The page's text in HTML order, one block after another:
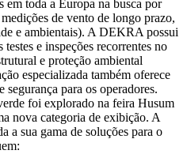
em toda a Europa na busca por
de vento de longo prazo,
e ambientais). A DEKRA possui
e inspeções recorrentes no
e proteção ambiental
especializada também oferece
segurança para os operadores.
foi explorado na feira Husum
nova categoria de exibição. A
a sua gama de soluções para o